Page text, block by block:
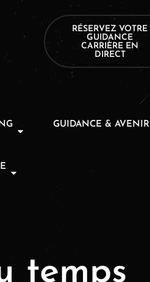
RÉSERVEZ VOTRE
GUIDANCE
CARRIÈRE EN
DIRECT
GUIDANCE & AVENIR
temps